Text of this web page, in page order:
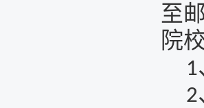
至
院
1
2